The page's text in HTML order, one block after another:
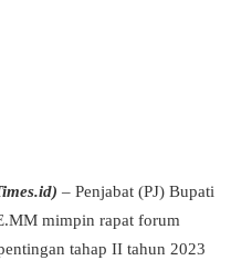
– Penjabat (PJ) Bupati
mimpin rapat forum
tahap II tahun 2023